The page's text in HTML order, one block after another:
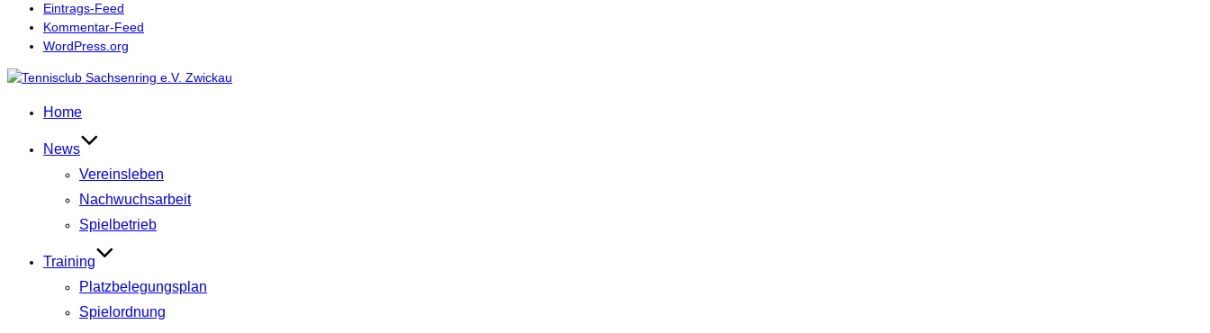
Eintrags-Feed
Kommentar-Feed
WordPress.org
Zum
springenHome
News
Vereinsleben
Nachwuchsarbeit
Spielbetrieb
Training
Platzbelegungsplan
Spielordnung